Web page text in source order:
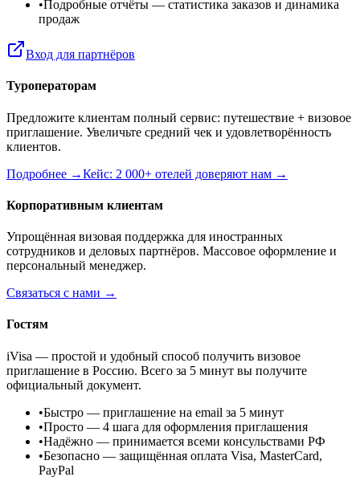
•Подробные отчёты — статистика заказов и динамика
продаж
Вход для партнёров
Туроператорам
Предложите клиентам полный сервис: путешествие + визовое
приглашение. Увеличьте средний чек и удовлетворённость
клиентов.
Подробнее →Кейс: 2 000+ отелей доверяют нам →
Корпоративным клиентам
Упрощённая визовая поддержка для иностранных
сотрудников и деловых партнёров. Массовое оформление и
персональный менеджер.
Связаться с нами →
Гостям
iVisa — простой и удобный способ получить визовое
приглашение в Россию. Всего за 5 минут вы получите
официальный документ.
•Быстро — приглашение на email за 5 минут
•Просто — 4 шага для оформления приглашения
•Надёжно — принимается всеми консульствами РФ
•Безопасно — защищённая оплата Visa, MasterCard,
PayPal